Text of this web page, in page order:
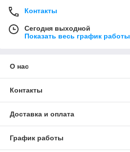
Контакты
Сегодня выходной
Показать весь график работы
О нас
Контакты
Доставка и оплата
График работы